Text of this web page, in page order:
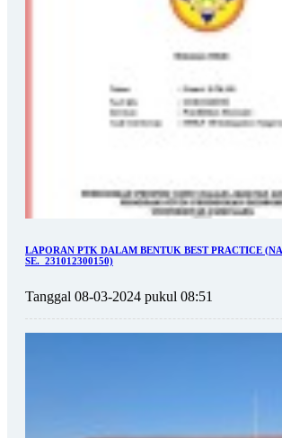
LAPORAN PTK DALAM BENTUK BEST PRACTICE
SE._231012300150)
Tanggal 08-03-2024 pukul 08:51